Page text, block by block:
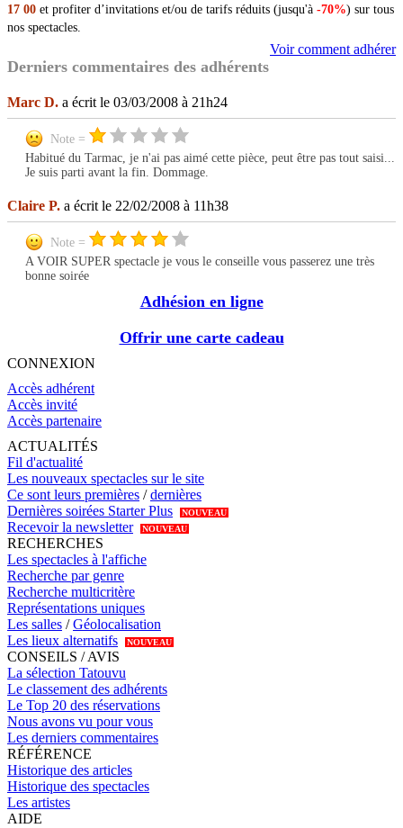
17 00 et profiter d’invitations et/ou de tarifs réduits (jusqu'à -70%) sur tous
nos spectacles.
Voir comment adhérer
Derniers commentaires des adhérents
Marc D. a écrit le 03/03/2008 à 21h24
Note =
Habitué du Tarmac, je n'ai pas aimé cette pièce, peut être pas tout saisi...
Je suis parti avant la fin. Dommage.
Claire P. a écrit le 22/02/2008 à 11h38
Note =
A VOIR SUPER spectacle je vous le conseille vous passerez une très
bonne soirée
Adhésion en ligne
Offrir une carte cadeau
CONNEXION
Accès adhérent
Accès invité
Accès partenaire
ACTUALITÉS
Fil d'actualité
Les nouveaux spectacles sur le site
Ce sont leurs premières /dernières
Dernières soirées Starter Plus
NOUVEAU
Recevoir la newsletter NOUVEAU
RECHERCHES
Les spectacles à l'affiche
Recherche par genre
Recherche multicritère
Représentations uniques
Les salles /Géolocalisation
Les lieux alternatifs
NOUVEAU
CONSEILS / AVIS
La sélection Tatouvu
Le classement des adhérents
Le Top 20 des réservations
Nous avons vu pour vous
Les derniers commentaires
RÉFÉRENCE
Historique des articles
Historique des spectacles
Les artistes
AIDE